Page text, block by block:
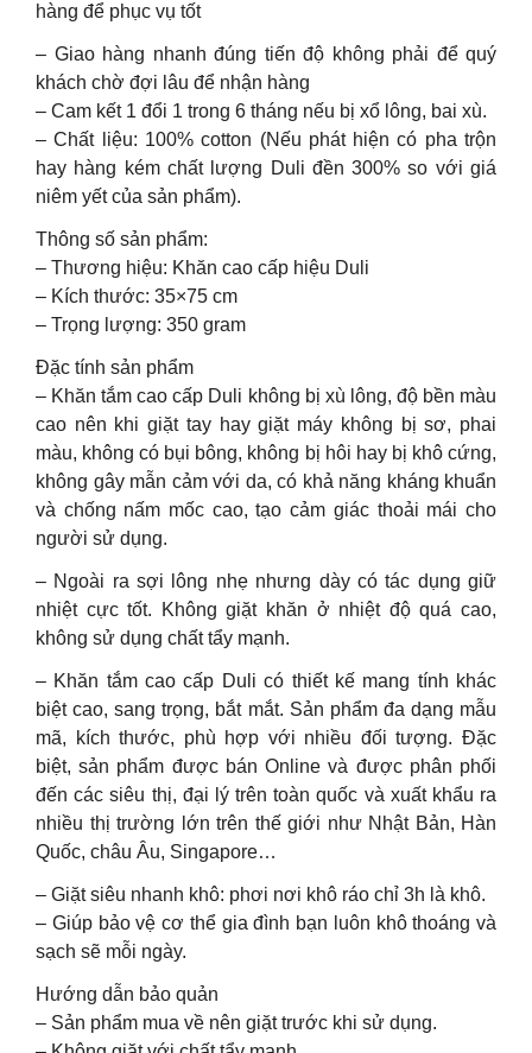
hàng để phục vụ tốt
– Giao hàng nhanh đúng tiến độ không phải để quý
khách chờ đợi lâu để nhận hàng
– Cam kết 1 đổi 1 trong 6 tháng nếu bị xổ lông, bai xù.
– Chất liệu: 100% cotton (Nếu phát hiện có pha trộn
hay hàng kém chất lượng Duli đền 300% so với giá
niêm yết của sản phẩm).
Thông số sản phẩm:
– Thương hiệu: Khăn cao cấp hiệu Duli
– Kích thước: 35×75 cm
– Trọng lượng: 350 gram
Đặc tính sản phẩm
– Khăn tắm cao cấp Duli không bị xù lông, độ bền màu
cao nên khi giặt tay hay giặt máy không bị sơ, phai
màu, không có bụi bông, không bị hôi hay bị khô cứng,
không gây mẫn cảm với da, có khả năng kháng khuẩn
và chống nấm mốc cao, tạo cảm giác thoải mái cho
người sử dụng.
– Ngoài ra sợi lông nhẹ nhưng dày có tác dụng giữ
nhiệt cực tốt. Không giặt khăn ở nhiệt độ quá cao,
không sử dụng chất tẩy mạnh.
– Khăn tắm cao cấp Duli có thiết kế mang tính khác
biệt cao, sang trọng, bắt mắt. Sản phẩm đa dạng mẫu
mã, kích thước, phù hợp với nhiều đối tượng. Đặc
biệt, sản phẩm được bán Online và được phân phối
đến các siêu thị, đại lý trên toàn quốc và xuất khẩu ra
nhiều thị trường lớn trên thế giới như Nhật Bản, Hàn
Quốc, châu Âu, Singapore…
– Giặt siêu nhanh khô: phơi nơi khô ráo chỉ 3h là khô.
– Giúp bảo vệ cơ thể gia đình bạn luôn khô thoáng và
sạch sẽ mỗi ngày.
Hướng dẫn bảo quản
– Sản phẩm mua về nên giặt trước khi sử dụng.